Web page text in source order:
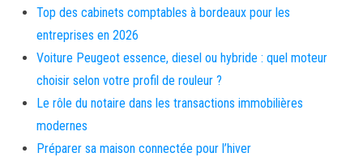
Top des cabinets comptables à bordeaux pour les
entreprises en 2026
Voiture Peugeot essence, diesel ou hybride : quel moteur
choisir selon votre profil de rouleur ?
Le rôle du notaire dans les transactions immobilières
modernes
Préparer sa maison connectée pour l’hiver